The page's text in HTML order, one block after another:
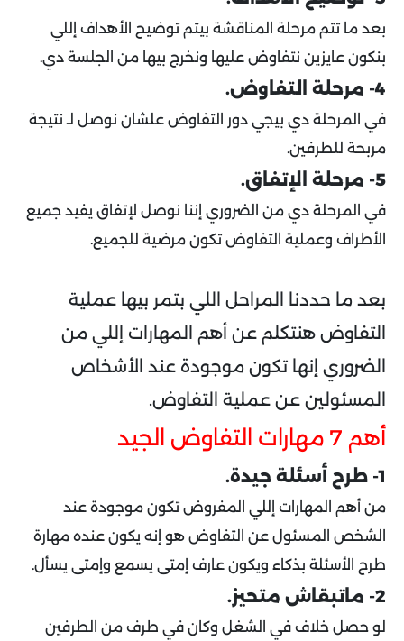
بعد ما تتم مرحلة المناقشة بيتم توضيح الأهداف إللي
بنكون عايزين نتفاوض عليها ونخرج بيها من الجلسة دي.
4- مرحلة التفاوض.
في المرحلة دي بيجي دور التفاوض علشان نوصل لـ نتيجة
مربحة للطرفين.
5- مرحلة الإتفاق.
في المرحلة دي من الضروري إننا نوصل لإتفاق يفيد جميع
الأطراف وعملية التفاوض تكون مرضية للجميع.
بعد ما حددنا المراحل اللي بتمر بيها عملية
التفاوض هنتكلم عن أهم المهارات إللي من
الضروري إنها تكون موجودة عند الأشخاص
المسئولين عن عملية التفاوض.
أهم 7 مهارات التفاوض الجيد
1- طرح أسئلة جيدة.
من أهم المهارات إللي المفروض تكون موجودة عند
الشخص المسئول عن التفاوض هو إنه يكون عنده مهارة
طرح الأسئلة بذكاء ويكون عارف إمتى يسمع وإمتى يسأل.
2- ماتبقاش متحيز.
لو حصل خلاف في الشغل وكان في طرف من الطرفين